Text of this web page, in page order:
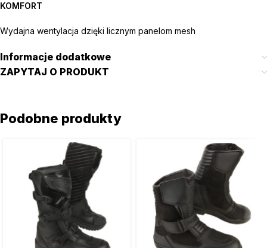
KOMFORT
Wydajna wentylacja dzięki licznym panelom mesh
Informacje dodatkowe
ZAPYTAJ O PRODUKT
Podobne produkty